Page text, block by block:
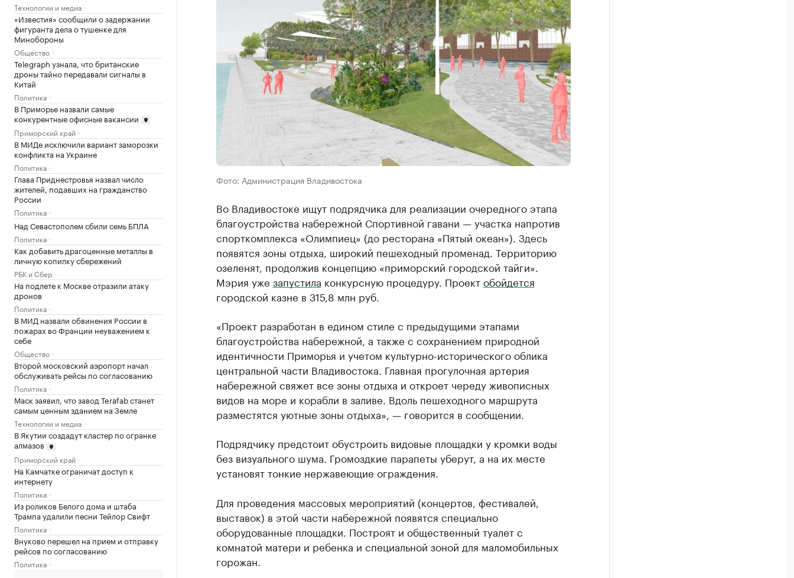
Технологии и медиа
«Известия» сообщили о задержании
фигуранта дела о тушенке для
Минобороны
Общество
Telegraph узнала, что британские
дроны тайно передавали сигналы в
Китай
Политика
В Приморье назвали самые
конкурентные офисные вакансии
Приморский край
В МИДе исключили вариант заморозки
конфликта на Украине
Политика
Глава Приднестровья назвал число
жителей, подавших на гражданство
России
Политика
Над Севастополем сбили семь БПЛА
Политика
Как добавить драгоценные металлы в
личную копилку сбережений
РБК и Сбер
На подлете к Москве отразили атаку
дронов
Политика
В МИД назвали обвинения России в
пожарах во Франции неуважением к
себе
Общество
Второй московский аэропорт начал
обслуживать рейсы по согласованию
Политика
Маск заявил, что завод Terafab станет
самым ценным зданием на Земле
Технологии и медиа
В Якутии создадут кластер по огранке
алмазов
Приморский край
На Камчатке ограничат доступ к
интернету
Политика
Из роликов Белого дома и штаба
Трампа удалили песни Тейлор Свифт
Политика
Внуково перешел на прием и отправку
рейсов по согласованию
Политика
Фото: Администрация Владивостока
Во Владивостоке ищут подрядчика для реализации очередного этапа
благоустройства набережной Спортивной гавани — участка напротив
спорткомплекса «Олимпиец» (до ресторана «Пятый океан»). Здесь
появятся зоны отдыха, широкий пешеходный променад. Территорию
озеленят, продолжив концепцию «приморский городской тайги».
Мэрия уже запустила конкурсную процедуру. Проектобойдется
городской казне в 315,8 млн руб.
«Проект разработан в едином стиле с предыдущими этапами
благоустройства набережной, а также с сохранением природной
идентичности Приморья и учетом культурно-исторического облика
центральной части Владивостока. Главная прогулочная артерия
набережной свяжет все зоны отдыха и откроет череду живописных
видов на море и корабли в заливе. Вдоль пешеходного маршрута
разместятся уютные зоны отдыха», — говорится в сообщении.
Подрядчику предстоит обустроить видовые площадки у кромки воды
без визуального шума. Громоздкие парапеты уберут, а на их месте
установят тонкие нержавеющие ограждения.
Для проведения массовых мероприятий (концертов, фестивалей,
выставок) в этой части набережной появятся специально
оборудованные площадки. Построят и общественный туалет с
комнатой матери и ребенка и специальной зоной для маломобильных
горожан.